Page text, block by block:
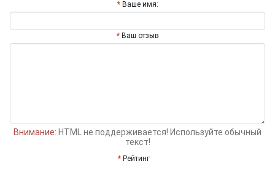
Ваше имя:
Ваш отзыв
Внимание: HTML не поддерживается! Используйте обычный
текст!
Рейтинг